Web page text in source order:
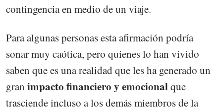
contingencia en medio de un viaje.
Para algunas personas esta afirmación podría
sonar muy caótica, pero quienes lo han vivido
saben que es una realidad que les ha generado un
gran impacto financiero y emocionalque
trasciende incluso a los demás miembros de la